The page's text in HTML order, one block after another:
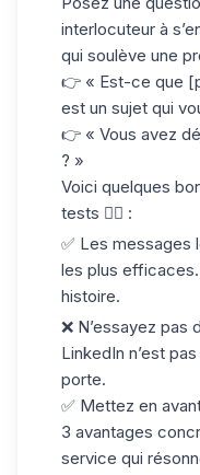
interlocuteur à
qui soulève une
👉 « Est-ce que
est un sujet qui
👉 « Vous avez
? »
Voici quelques
tests 👇🏻 :
✅ Les messages
les plus
histoire.
❌ N’essayez pas
LinkedIn n’est
porte.
✅ Mettez en
3 avantages
service qui